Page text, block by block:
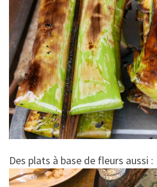
Des plats à base de fleurs aussi :